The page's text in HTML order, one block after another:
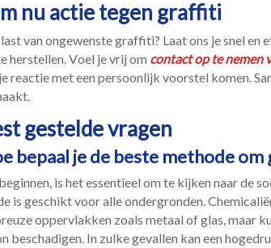
nu actie tegen graffiti
van ongewenste graffiti? Laat ons je snel en
herstellen.​ Voel je vrij om contact op te nemen
reactie met een persoonlijk voorstel komen.​
gestelde vragen
bepaal je de beste methode
is het essentieel om te kijken naar de
is geschikt voor alle ondergronden.​
oppervlakken zoals metaal of glas, maar
beschadigen.​ In zulke gevallen kan een